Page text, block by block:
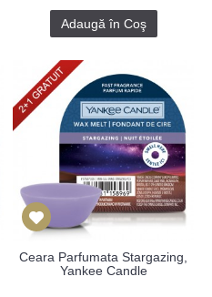
Adaugă în Coş
Ceara Parfumata Stargazing,
Yankee Candle